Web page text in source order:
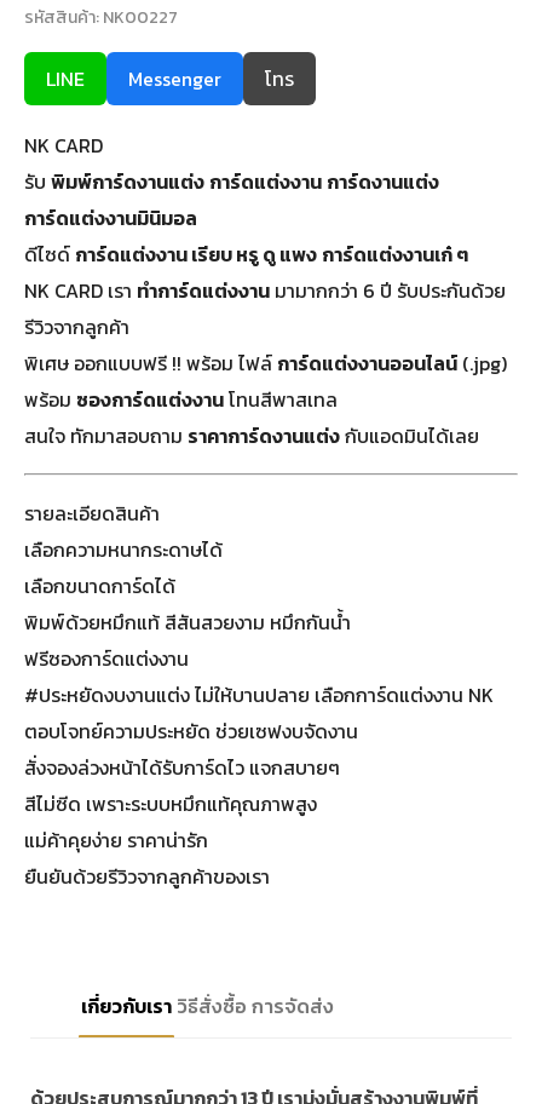
รหัสสินค้า: NK00227
LINE Messenger โทร
NK CARD
รับ พิมพ์การ์ดงานแต่ง การ์ดแต่งงาน การ์ดงานแต่ง
การ์ดแต่งงานมินิมอล
ดีไซด์ การ์ดแต่งงาน เรียบ หรู ดู แพง การ์ดแต่งงานเก๋ ๆ
NK CARD เรา ทำการ์ดแต่งงาน มามากกว่า 6 ปี รับประกันด้วย
รีวิวจากลูกค้า
พิเศษ ออกแบบฟรี !! พร้อม ไฟล์ การ์ดแต่งงานออนไลน์ (.jpg)
พร้อม ซองการ์ดแต่งงานโทนสีพาสเทล
สนใจ ทักมาสอบถาม ราคาการ์ดงานแต่งกับแอดมินได้เลย
รายละเอียดสินค้า
เลือกความหนากระดาษได้
เลือกขนาดการ์ดได้
พิมพ์ด้วยหมึกแท้ สีสันสวยงาม หมึกกันน้ำ
ฟรีซองการ์ดแต่งงาน
#ประหยัดงบงานแต่ง ไม่ให้บานปลาย เลือกการ์ดแต่งงาน NK
ตอบโจทย์ความประหยัด ช่วยเซฟงบจัดงาน
สั่งจองล่วงหน้าได้รับการ์ดไว แจกสบายๆ
สีไม่ซีด เพราะระบบหมึกแท้คุณภาพสูง
แม่ค้าคุยง่าย ราคาน่ารัก
ยืนยันด้วยรีวิวจากลูกค้าของเรา
เกี่ยวกับเรา วิธีสั่งซื้อ การจัดส่ง